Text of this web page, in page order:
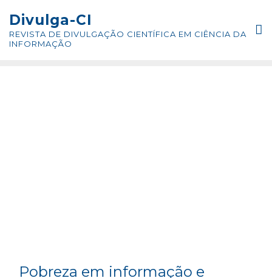
content
Divulga-CI
REVISTA DE DIVULGAÇÃO CIENTÍFICA EM CIÊNCIA DA
INFORMAÇÃO
Pobreza em informação e